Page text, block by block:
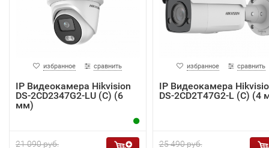
избранное сравнить
IP Видеокамера Hikvision
DS-2CD2347G2-LU (C) (6
мм)
21 090 руб.
избранное сравнить
IP Видеокамера
DS-2CD2T47G2-L (C) (4
25 490 руб.